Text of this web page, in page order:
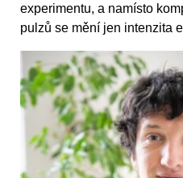
experimentu, a namísto
pulzů se mění jen intenzita